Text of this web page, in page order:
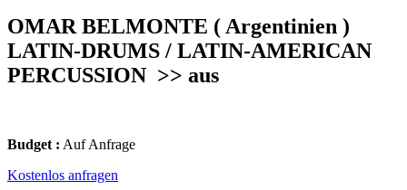
OMAR BELMONTE ( Argentinien )
LATIN-DRUMS / LATIN-AMERICAN
PERCUSSION >> aus
Budget : Auf Anfrage
Kostenlos anfragen